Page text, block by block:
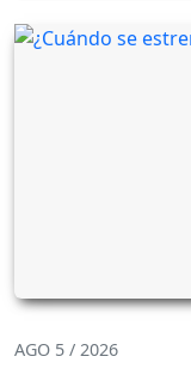
AGO 5 / 2026